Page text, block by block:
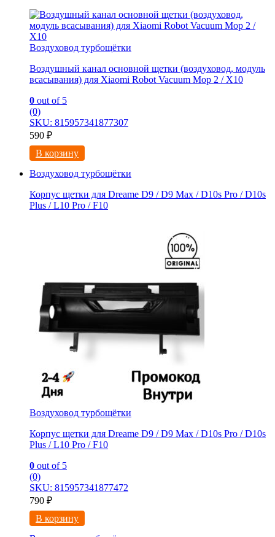
Воздуховод турбощётки
Воздушный канал основной щетки (воздуховод, модуль
всасывания) для Xiaomi Robot Vacuum Mop 2 / X10
0 out of 5
(0)
SKU: 815957341877307
590 ₽
В корзину
Воздуховод турбощётки
Корпус щетки для Dreame D9 / D9 Max / D10s Pro / D10s
Plus / L10 Pro / F10
Воздуховод турбощётки
Корпус щетки для Dreame D9 / D9 Max / D10s Pro / D10s
Plus / L10 Pro / F10
0 out of 5
(0)
SKU: 815957341877472
790 ₽
В корзину